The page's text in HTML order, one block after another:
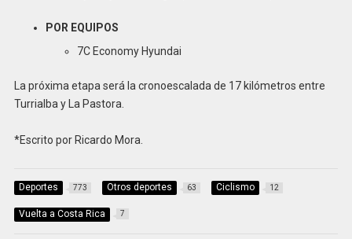
POR EQUIPOS
7C Economy Hyundai
La próxima etapa será la cronoescalada de 17 kilómetros entre
Turrialba y La Pastora.
*Escrito por Ricardo Mora.
Deportes 773 Otros deportes 63 Ciclismo 12
Vuelta a Costa Rica 7